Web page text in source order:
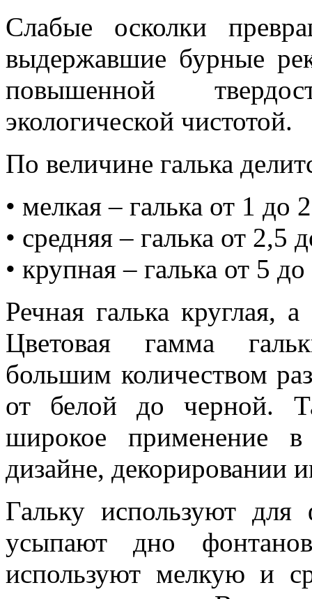
Слабые осколки
выдержавшие бурные
повышенной
экологической чистотой.
По величине галька
• мелкая – галька от 1 до
• средняя – галька от 2,5
• крупная – галька от 5
Речная галька круглая,
Цветовая гамма
большим количеством
от белой до черной.
широкое применение в
дизайне, декорировании
Гальку используют
усыпают дно
используют мелкую и